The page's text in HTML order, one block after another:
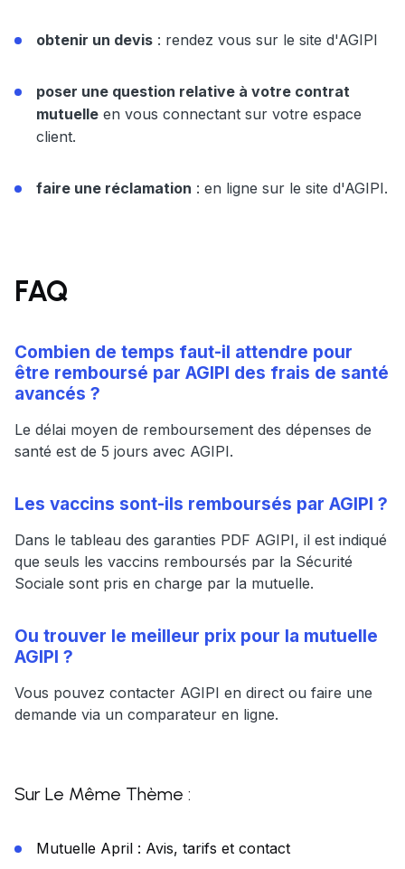
obtenir un devis : rendez vous sur le site d'AGIPI
poser une question relative à votre contrat
mutuelle en vous connectant sur votre espace
client.
faire une réclamation : en ligne sur le site d'AGIPI.
FAQ
Combien de temps faut-il attendre pour
être remboursé par AGIPI des frais de santé
avancés ?
Le délai moyen de remboursement des dépenses de
santé est de 5 jours avec AGIPI.
Les vaccins sont-ils remboursés par AGIPI ?
Dans le tableau des garanties PDF AGIPI, il est indiqué
que seuls les vaccins remboursés par la Sécurité
Sociale sont pris en charge par la mutuelle.
Ou trouver le meilleur prix pour la mutuelle
AGIPI ?
Vous pouvez contacter AGIPI en direct ou faire une
demande via un comparateur en ligne.
Sur Le Même Thème :
Mutuelle April : Avis, tarifs et contact